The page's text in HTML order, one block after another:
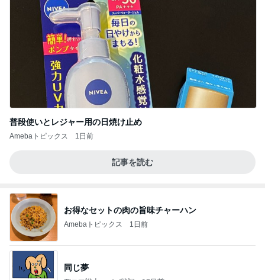
普段使いとレジャー用の日焼け止め
Amebaトピックス 1日前
記事を読む
お得なセットの肉の旨味チャーハン
Amebaトピックス 1日前
同じ夢